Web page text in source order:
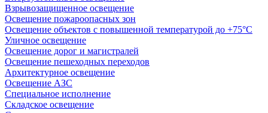
Взрывозащищенное освещение
Освещение пожароопасных зон
Освещение объектов с повышенной температурой до +75°C
Уличное освещение
Освещение дорог и магистралей
Освещение пешеходных переходов
Архитектурное освещение
Освещение АЗС
Специальное исполнение
Складское освещение